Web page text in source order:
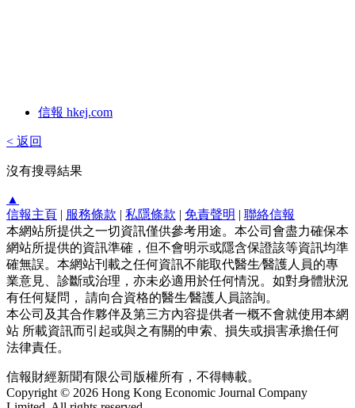
信報 hkej.com
< 返回
沒有搜尋結果
▲
信報主頁 | 服務條款 | 私隱條款 | 免責聲明 | 聯絡信報
本網站所提供之一切資訊僅供參考用途。本公司會盡力確保本
網站所提供的資訊準確，但不會明示或隱含保證該等資訊均準
確無誤。本網站刊載之任何資訊不能取代醫生∕醫護人員的專
業意見、診斷或治理，亦未必適用於任何情況。如對身體狀況
有任何疑問， 請向合資格的醫生∕醫護人員諮詢。
本公司及其合作夥伴及第三方內容提供者一概不會就使用本網
站 所載資訊而引起或與之有關的申索、損失或損害承擔任何
法律責任。
信報財經新聞有限公司版權所有，不得轉載。
Copyright © 2026 Hong Kong Economic Journal Company